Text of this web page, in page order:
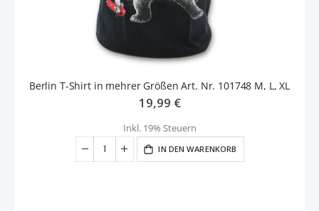
Berlin T-Shirt in mehrer Größen Art. Nr. 101748 M, L, XL
19,99 €
Inkl. 19% Steuern
IN DEN WARENKORB